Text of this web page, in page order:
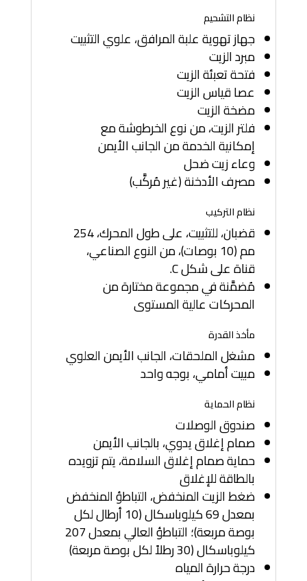
نظام التشحيم
جهاز تهوية علبة المرافق، علوي التثبيت
مبرد الزيت
فتحة تعبئة الزيت
عصا قياس الزيت
مضخة الزيت
فلتر الزيت، من نوع الخرطوشة مع
إمكانية الخدمة من الجانب الأيمن
وعاء زيت ضحل
مصرف الأدخنة (غير مُركَّب)
نظام التركيب
قضبان، للتثبيت، على طول المحرك، 254
مم (10 بوصات)، من النوع الصناعي،
قناة على شكل C.
مُضمَّنة في مجموعة مختارة من
المحركات عالية المستوى
مأخذ القدرة
مشغل الملحقات، الجانب الأيمن العلوي
مبيت أمامي، بوجه واحد
نظام الحماية
صندوق الوصلات
صمام إغلاق يدوي، بالجانب الأيمن
حماية صمام إغلاق السلامة، يتم تزويده
بالطاقة للإغلاق
ضغط الزيت المنخفض، التباطؤ المنخفض
بمعدل 69 كيلوباسكال (10 أرطال لكل
بوصة مربعة)؛ التباطؤ العالي بمعدل 207
كيلوباسكال (30 رطلاً لكل بوصة مربعة)
درجة حرارة المياه